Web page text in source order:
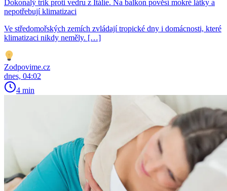
Dokonalý trik proti vedru z Itálie. Na balkon pověsí mokré látky a
nepotřebují klimatizaci
Ve středomořských zemích zvládají tropické dny i domácnosti, které
klimatizaci nikdy neměly. […]
Zodpovime.cz
dnes, 04:02
4 min